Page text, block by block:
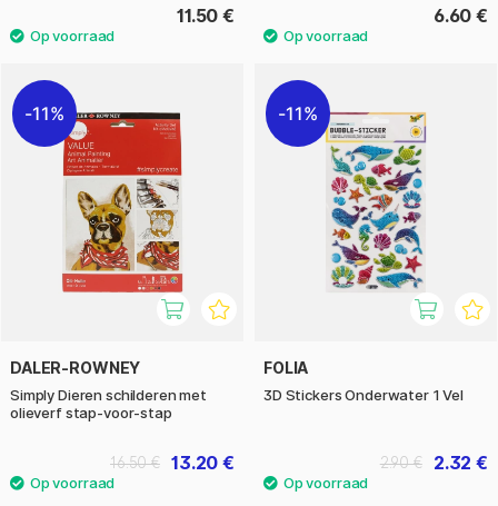
11.50 € 6.60 €
11%
DALER-ROWNEY
Simply Dieren schilderen met
olieverf stap-voor-stap
13.20 €
16.50 €
11%
FOLIA
3D Stickers Onderwater 1 Vel
2.32 €
2.90 €